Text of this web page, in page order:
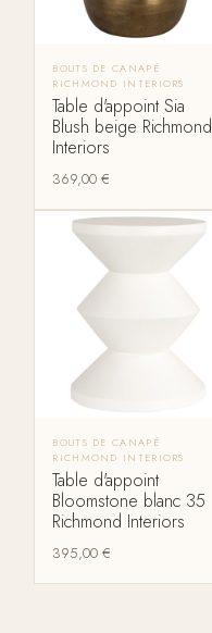
BOUTS DE CANAPÉ
RICHMOND INTERIORS
Table d'appoint Sia
Blush beige Richmond
Interiors
369,00€
BOUTS DE CANAPÉ
RICHMOND INTERIORS
Table d'appoint
Bloomstone blanc 35
Richmond Interiors
395,00€